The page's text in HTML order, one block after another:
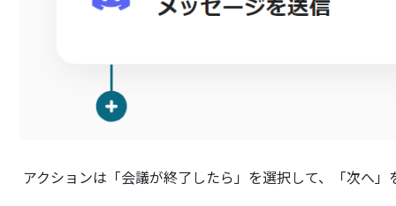
アクションは「会議が終了したら」を選択して、「次へ」